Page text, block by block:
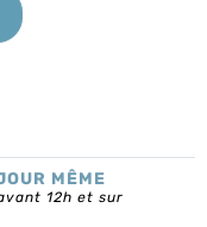
MÊME
12h et sur